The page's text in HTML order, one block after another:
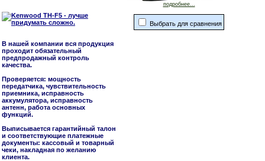
В нашей компании вся продукция
проходит обязательный
предпродажный контроль
качества.
Проверяется: мощность
передатчика, чувствительность
приемника, исправность
аккумулятора, исправность
антенн, работа основных
функций.
Выписывается гарантийный талон
и соответствующие платежные
документы: кассовый и товарный
чеки, накладная по желанию
клиента.
подробнее...
Выбрать для сравнения